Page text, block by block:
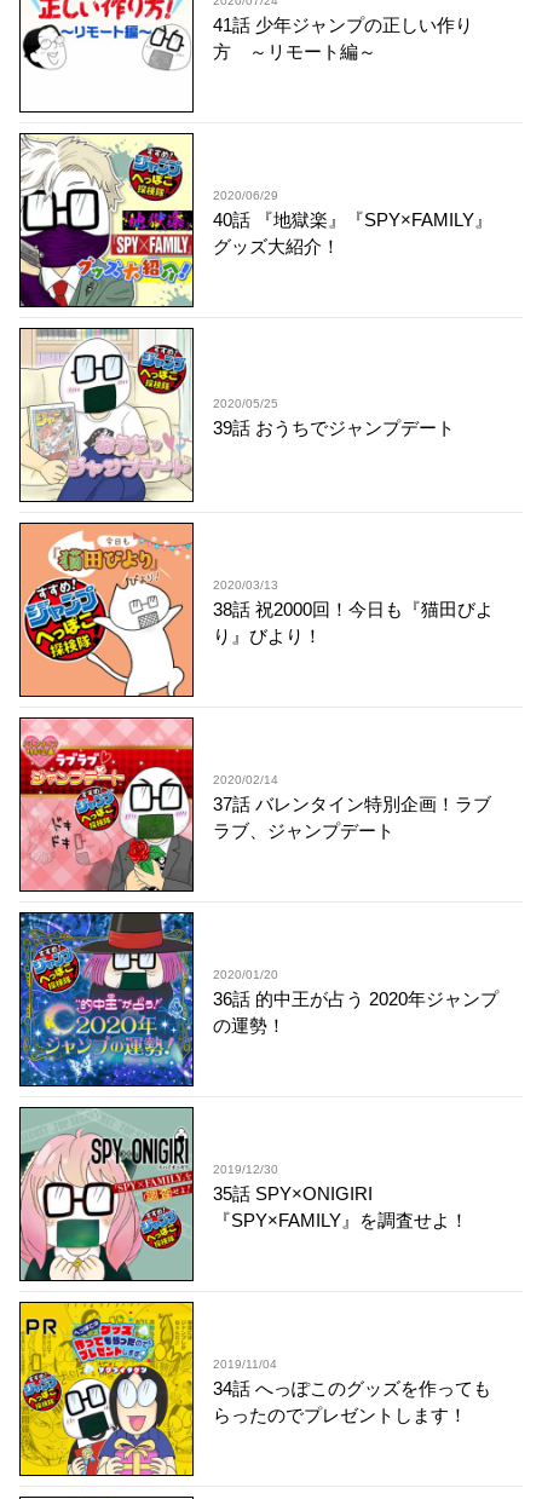
41話 少年ジャンプの正しい作り
方 ～リモート編～
2020/06/29
40話 『地獄楽』『SPY×FAMILY』
グッズ大紹介！
2020/05/25
39話 おうちでジャンプデート
2020/03/13
38話 祝2000回！今日も『猫田びよ
り』びより！
2020/02/14
37話 バレンタイン特別企画！ラブ
ラブ、ジャンプデート
2020/01/20
36話 的中王が占う 2020年ジャンプ
の運勢！
2019/12/30
35話 SPY×ONIGIRI
『SPY×FAMILY』を調査せよ！
2019/11/04
34話 へっぽこのグッズを作っても
らったのでプレゼントします！